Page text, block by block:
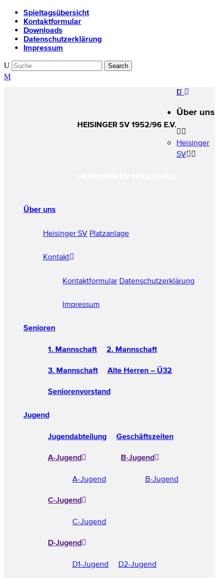
Spieltagsübersicht
Kontaktformular
Downloads
Datenschutzerklärung
Impressum
HEISINGER SV 1952/96 E.V.
Über uns
Heisinger SV Platzanlage
Kontakt
Kontaktformular Datenschutzerklärung
Impressum
Senioren
1. Mannschaft 2. Mannschaft
3. Mannschaft Alte Herren – Ü32
Seniorenvorstand
Jugend
Jugendabteilung Geschäftszeiten
A-Jugend
A-Jugend
B-Jugend
B-Jugend
C-Jugend
C-Jugend
D-Jugend
D1-Jugend
D2-Jugend
Über uns
Heisinger
SV